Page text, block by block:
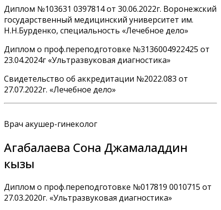
Диплом №103631 0397814 от 30.06.2022г. Воронежский
государственный медицинский университет им.
Н.Н.Бурденко, специальность «Лечебное дело»
Диплом о проф.переподготовке №3136004922425 от
23.04.2024г «Ультразвуковая диагностика»
Свидетельство об аккредитации №2022.083 от
27.07.2022г. «Лечебное дело»
Врач акушер-гинеколог
Агабалаева Сона Джамаладдин
кызы
Диплом о проф.переподготовке №017819 0010715 от
27.03.2020г. «Ультразвуковая диагностика»